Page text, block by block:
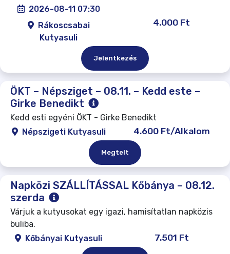
2026-08-11 07:30
Rákoscsabai
Kutyasuli
4.000 Ft
Jelentkezés
ÖKT – Népsziget – 08.11. – Kedd este –
Girke Benedikt
Kedd esti egyéni ÖKT - Girke Benedikt
Népszigeti Kutyasuli
4.600 Ft/Alkalom
Megtelt
Napközi SZÁLLÍTÁSSAL Kőbánya – 08.12.
szerda
Várjuk a kutyusokat egy igazi, hamisítatlan napközis
buliba.
Kőbányai Kutyasuli
7.501 Ft